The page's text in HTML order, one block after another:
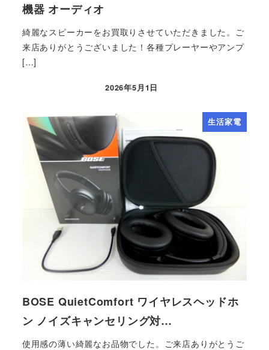
機器 オーディオ
綺麗なスピーカーをお買取りさせていただきました。ご
来店ありがとうございました！各種プレーヤーやアンプ
[…]
2026年5月1日
生活家電
BOSE QuietComfort ワイヤレスヘッドホ
ン ノイズキャンセリング対…
使用感の薄い綺麗なお品物でした。ご来店ありがとうご